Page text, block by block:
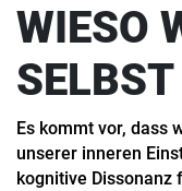
WIESO
Es kommt vor, dass
unserer inneren
kognitive Dissonanz